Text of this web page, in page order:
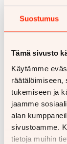
Suostumus
Tämä sivusto
Käytämme
räätälöimiseen,
tukemiseen ja
jaamme
alan
sivustoamme.
tietoja muihin